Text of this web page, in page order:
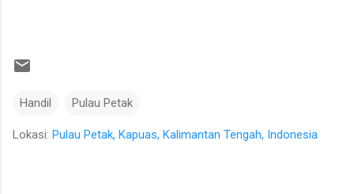
Handil Pulau Petak
Lokasi: Pulau Petak, Kapuas, Kalimantan Tengah, Indonesia